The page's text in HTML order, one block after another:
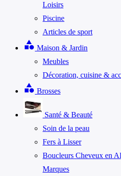
Loisirs
Piscine
Articles de sport
category Maison & Jardin
Meubles
Décoration, cuisine &
category Brosses
Santé & Beauté
Soin de la peau
Fers à Lisser
Boucleurs Cheveux en
Marques